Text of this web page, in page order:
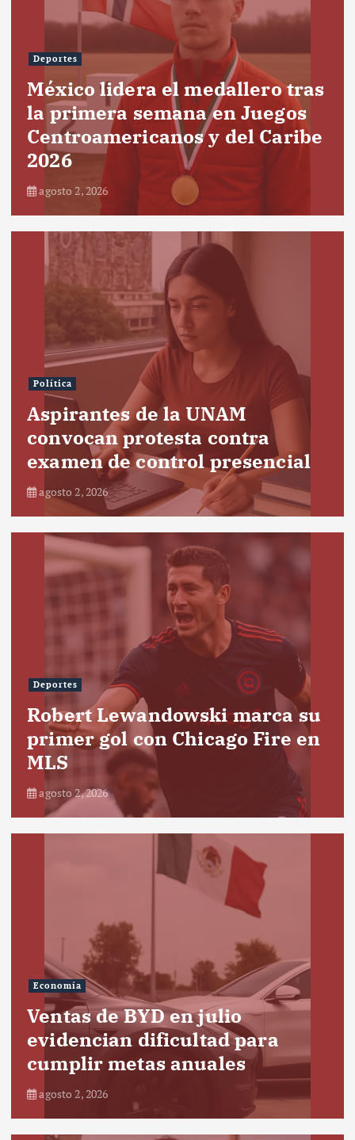
Deportes
México lidera el medallero tras
la primera semana en Juegos
Centroamericanos y del Caribe
2026
agosto 2, 2026
Política
Aspirantes de la UNAM
convocan protesta contra
examen de control presencial
agosto 2, 2026
Deportes
Robert Lewandowski marca su
primer gol con Chicago Fire en
MLS
agosto 2, 2026
Economía
Ventas de BYD en julio
evidencian dificultad para
cumplir metas anuales
agosto 2, 2026